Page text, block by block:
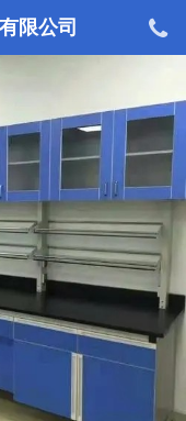
限公司